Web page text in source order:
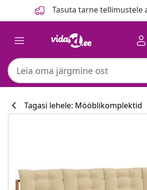
Tasuta tarne tellimustele
#sharemevidaxl
Tagasi lehele: Mööblikomplektid